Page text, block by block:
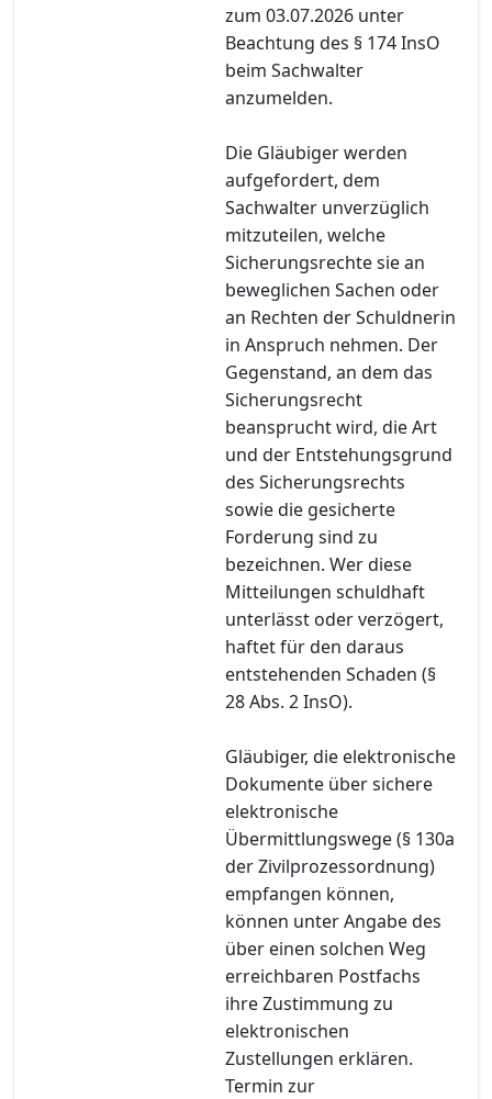
zum 03.07.2026 unter
Beachtung des § 174 InsO
beim Sachwalter
anzumelden.
Die Gläubiger werden
aufgefordert, dem
Sachwalter unverzüglich
mitzuteilen, welche
Sicherungsrechte sie an
beweglichen Sachen oder
an Rechten der Schuldnerin
in Anspruch nehmen. Der
Gegenstand, an dem das
Sicherungsrecht
beansprucht wird, die Art
und der Entstehungsgrund
des Sicherungsrechts
sowie die gesicherte
Forderung sind zu
bezeichnen. Wer diese
Mitteilungen schuldhaft
unterlässt oder verzögert,
haftet für den daraus
entstehenden Schaden (§
28 Abs. 2 InsO).
Gläubiger, die elektronische
Dokumente über sichere
elektronische
Übermittlungswege (§ 130a
der Zivilprozessordnung)
empfangen können,
können unter Angabe des
über einen solchen Weg
erreichbaren Postfachs
ihre Zustimmung zu
elektronischen
Zustellungen erklären.
Termin zur